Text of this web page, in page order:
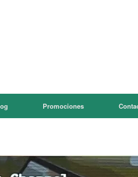
Promociones